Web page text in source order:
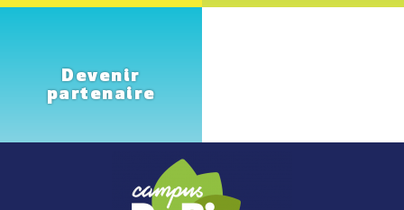
Devenir
partenaire